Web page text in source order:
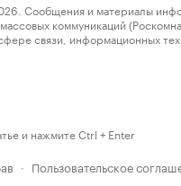
и материалы
коммуникаций
связи, информационных
и нажмите Ctrl + Enter
· Пользовательское